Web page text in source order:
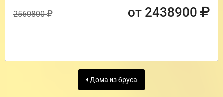
2560800 от 2438900
Дома из бруса